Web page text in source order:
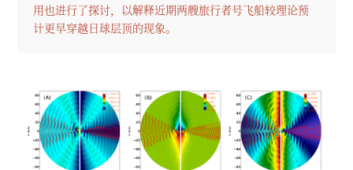
用也进行了探讨，以解释近期两艘旅行者号飞船较理论预
计更早穿越日球层顶的现象。